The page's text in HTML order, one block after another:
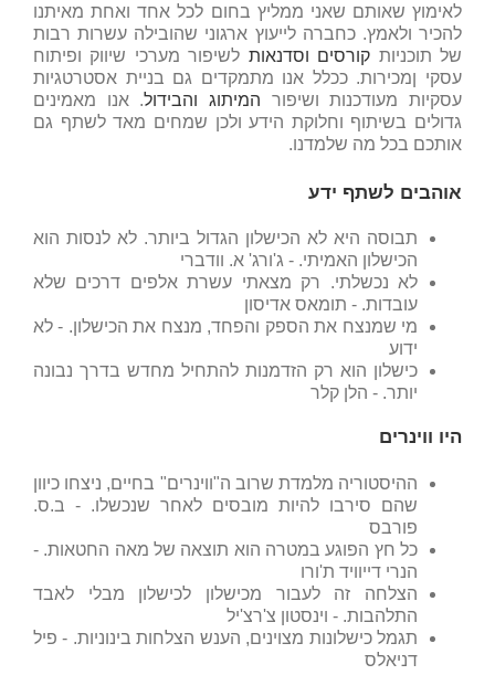
לאימוץ שאותם שאני ממליץ בחום לכל אחד ואחת מאיתנו
להכיר ולאמץ. כחברה לייעוץ ארגוני שהובילה עשרות רבות
של תוכניות קורסים וסדנאות לשיפור מערכי שיווק ופיתוח
עסקי ןמכירות. ככלל אנו מתמקדים גם בניית אסטרטגיות
עסקיות מעודכנות ושיפור המיתוג והבידול. אנו מאמינים
גדולים בשיתוף וחלוקת הידע ולכן שמחים מאד לשתף גם
אותכם בכל מה שלמדנו.
אוהבים לשתף ידע
תבוסה היא לא הכישלון הגדול ביותר. לא לנסות הוא
הכישלון האמיתי. - ג'ורג' א. וודברי
לא נכשלתי. רק מצאתי עשרת אלפים דרכים שלא
עובדות. - תומאס אדיסון
מי שמנצח את הספק והפחד, מנצח את הכישלון. - לא
ידוע
כישלון הוא רק הזדמנות להתחיל מחדש בדרך נבונה
יותר. - הלן קלר
היו ווינרים
ההיסטוריה מלמדת שרוב ה"ווינרים" בחיים, ניצחו כיוון
שהם סירבו להיות מובסים לאחר שנכשלו. - ב.ס.
פורבס
כל חץ הפוגע במטרה הוא תוצאה של מאה החטאות. -
הנרי דייוויד ת'ורו
הצלחה זה לעבור מכישלון לכישלון מבלי לאבד
התלהבות. - וינסטון צ'רצ'יל
תגמל כישלונות מצוינים, הענש הצלחות בינוניות. - פיל
דניאלס